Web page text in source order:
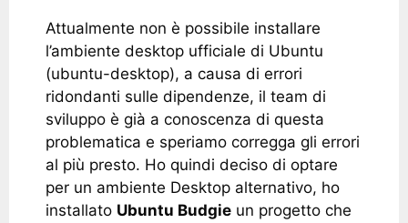
Attualmente non è possibile installare
l’ambiente desktop ufficiale di Ubuntu
(ubuntu-desktop), a causa di errori
ridondanti sulle dipendenze, il team di
sviluppo è già a conoscenza di questa
problematica e speriamo corregga gli errori
al più presto. Ho quindi deciso di optare
per un ambiente Desktop alternativo, ho
installato Ubuntu Budgie un progetto che